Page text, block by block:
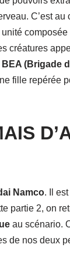
C’est au
créatures
BEA (Brigade
fille repérée
Namco. Il
partie 2, on
au scénario.
de nos deux